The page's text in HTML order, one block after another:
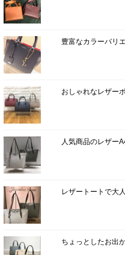
豊富なカラーバリ
おしゃれなレザー
人気商品のレザー
レザートートで大
ちょっとしたお出